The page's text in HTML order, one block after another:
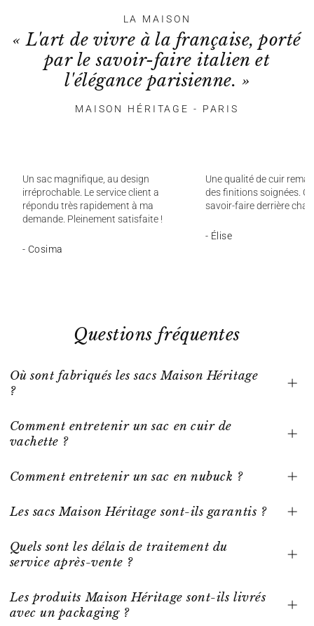
LA MAISON
« L'art de vivre à la française, porté
par le savoir-faire italien et
l'élégance parisienne. »
MAISON HÉRITAGE - PARIS
Un sac magnifique, au design
irréprochable. Le service client a
répondu très rapidement à ma
demande. Pleinement satisfaite !
- Cosima
Une qualité de cuir
des finitions soignées.
savoir-faire derrière
- Élise
Questions fréquentes
Où sont fabriqués les sacs Maison Héritage
?
Comment entretenir un sac en cuir de
vachette ?
Comment entretenir un sac en nubuck ?
Les sacs Maison Héritage sont-ils garantis ?
Quels sont les délais de traitement du
service après-vente ?
Les produits Maison Héritage sont-ils livrés
avec un packaging ?